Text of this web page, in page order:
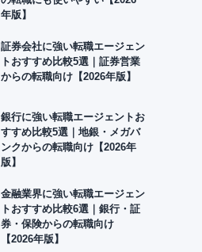
年版】
証券会社に強い転職エージェン
トおすすめ比較5選｜証券営業
からの転職向け【2026年版】
銀行に強い転職エージェントお
すすめ比較5選｜地銀・メガバ
ンクからの転職向け【2026年
版】
金融業界に強い転職エージェン
トおすすめ比較6選｜銀行・証
券・保険からの転職向け
【2026年版】